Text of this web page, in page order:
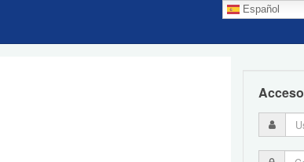
Español
Acceso